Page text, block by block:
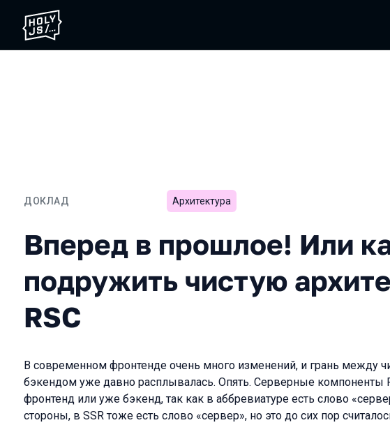
ДОКЛАД
Вперед в прошлое! Или как
Архитектура
Вперед в прошлое! Или
подружить чистую
RSC
В современном фронтенде очень много изменений, и грань между
бэкендом уже давно расплывалась. Опять. Серверные компоненты
фронтенд или уже бэкенд, так как в аббревиатуре есть слово
стороны, в SSR тоже есть слово «сервер», но это до сих пор